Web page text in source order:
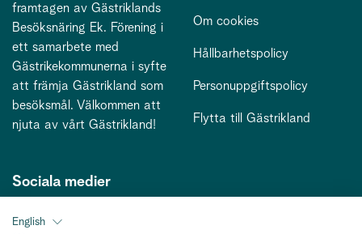
framtagen av Gästriklands
Besöksnäring Ek. Förening i
ett samarbete med
Gästrikekommunerna i syfte
att främja Gästrikland som
besöksmål. Välkommen att
njuta av vårt Gästrikland!
Om cookies
Hållbarhetspolicy
Personuppgiftspolicy
Flytta till Gästrikland
Sociala medier
English